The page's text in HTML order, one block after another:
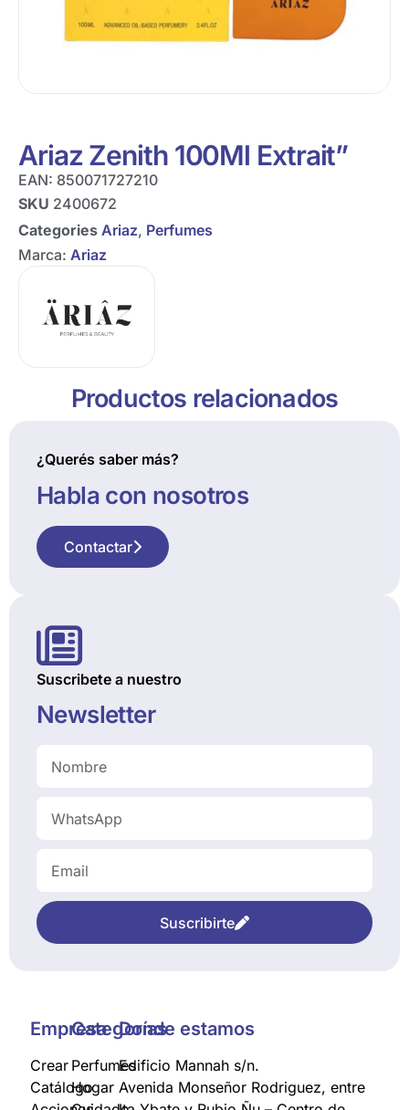
Ariaz Zenith 100Ml Extrait”
EAN: 850071727210
SKU 2400672
Categories Ariaz, Perfumes
Marca: Ariaz
Productos relacionados
¿Querés saber más?
Habla con nosotros
Contactar
Suscribete a nuestro
Newsletter
Suscribirte
Empresa
Crear
Catálogo
Categorías
Perfumes
Hogar
Donde estamos
Edificio Mannah s/n.
Avenida Monseñor Rodriguez, entre